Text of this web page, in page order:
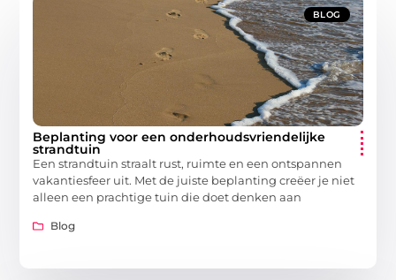
BLOG
Beplanting voor een onderhoudsvriendelijke
strandtuin
Een strandtuin straalt rust, ruimte en een ontspannen
vakantiesfeer uit. Met de juiste beplanting creëer je niet
alleen een prachtige tuin die doet denken aan
Blog